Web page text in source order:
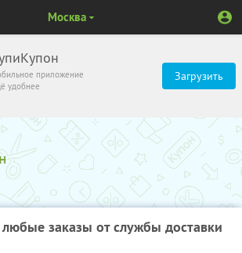
приложение
удобнее
Загрузить
Москва
заказы от службы доставки